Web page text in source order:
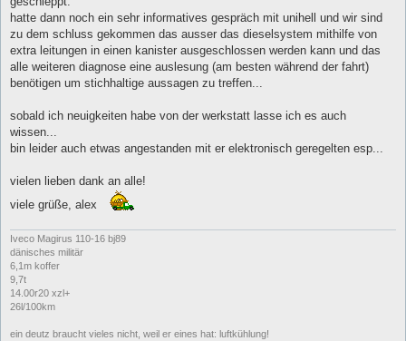
hatte dann noch ein sehr informatives gespräch mit unihell und wir sind
zu dem schluss gekommen das ausser das dieselsystem mithilfe von
extra leitungen in einen kanister ausgeschlossen werden kann und das
alle weiteren diagnose eine auslesung (am besten während der fahrt)
benötigen um stichhaltige aussagen zu treffen...
sobald ich neuigkeiten habe von der werkstatt lasse ich es auch
wissen...
bin leider auch etwas angestanden mit er elektronisch geregelten esp...
vielen lieben dank an alle!
viele grüße, alex
Iveco Magirus 110-16 bj89
dänisches militär
6,1m koffer
9,7t
14.00r20 xzl+
26l/100km
ein deutz braucht vieles nicht, weil er eines hat: luftkühlung!